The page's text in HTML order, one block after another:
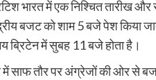
भारत में एक निश्चित तारीख
बजट को शाम 5 बजे पेश किया
ब्रिटेन में सुबह 11 बजे होता है।
साफ तौर पर अंग्रेजों की ओर से